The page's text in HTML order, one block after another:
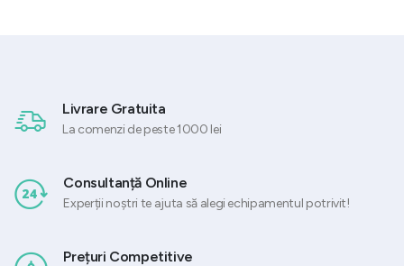
Livrare Gratuita
La comenzi de peste 1000 lei
Consultanță Online
Experții noștri te ajuta să alegi echipamentul potrivit!
Prețuri Competitive